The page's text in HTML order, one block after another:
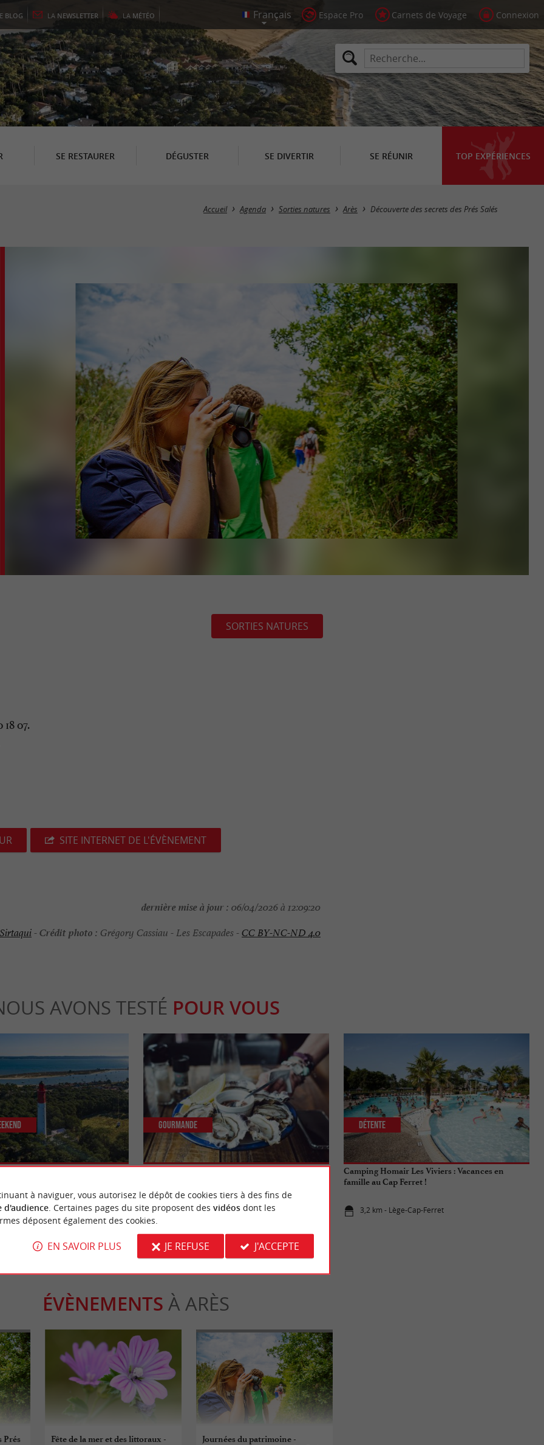
BLOG LA NEWSLETTER LA MÉTÉO Espace Pro Carnets de Voyage Connexion
SE RESTAURER DÉGUSTER SE DIVERTIR SE RÉUNIR TOP EXPÉRIENCES
Accueil Agenda Sorties natures Arès Découverte des secrets des Prés Salés
SORTIES NATURES
07.
SITE INTERNET DE L'ÉVÈNEMENT
dernière mise à jour : 06/04/2026 à 12:09:20
Sirtaqui-Crédit photo : Grégory Cassiau - Les Escapades -CC BY-NC-ND 4.0
AVONS TESTÉ POUR VOUS
Cap-Ferret 3,2 km - Lège-Cap-Ferret
Gourmande
Camping Homair Les Viviers : Vacances en
famille au Cap Ferret !
3,2 km - Lège-Cap-Ferret
Détente
ÉVÈNEMENTS À ARÈS
Prés
Fête de la mer et des littoraux -
Journées du patrimoine -
à naviguer, vous autorisez le dépôt de cookies tiers à des fins de
d'audience. Certaines pages du site proposent des vidéosdont les
déposent également des cookies.
EN SAVOIR PLUS JE REFUSE J'ACCEPTE